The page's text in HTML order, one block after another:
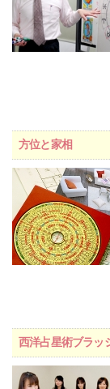
方位と家相
西洋占星術ブラッ